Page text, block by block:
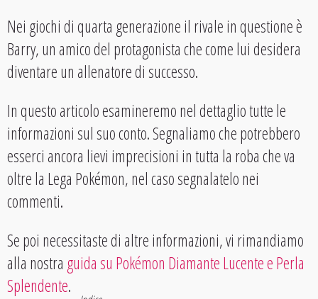
Nei giochi di quarta generazione il rivale in questione è
Barry, un amico del protagonista che come lui desidera
diventare un allenatore di successo.
In questo articolo esamineremo nel dettaglio tutte le
informazioni sul suo conto. Segnaliamo che potrebbero
esserci ancora lievi imprecisioni in tutta la roba che va
oltre la Lega Pokémon, nel caso segnalatelo nei
commenti.
Se poi necessitaste di altre informazioni, vi rimandiamo
alla nostra guida su Pokémon Diamante Lucente e Perla
Splendente.